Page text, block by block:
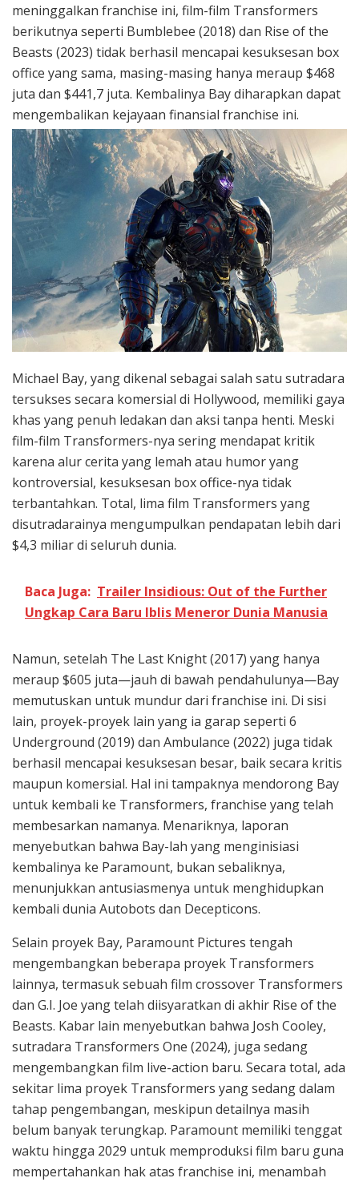
meninggalkan franchise ini, film-film Transformers
berikutnya seperti Bumblebee (2018) dan Rise of the
Beasts (2023) tidak berhasil mencapai kesuksesan box
office yang sama, masing-masing hanya meraup $468
juta dan $441,7 juta. Kembalinya Bay diharapkan dapat
mengembalikan kejayaan finansial franchise ini.
Michael Bay, yang dikenal sebagai salah satu sutradara
tersukses secara komersial di Hollywood, memiliki gaya
khas yang penuh ledakan dan aksi tanpa henti. Meski
film-film Transformers-nya sering mendapat kritik
karena alur cerita yang lemah atau humor yang
kontroversial, kesuksesan box office-nya tidak
terbantahkan. Total, lima film Transformers yang
disutradarainya mengumpulkan pendapatan lebih dari
$4,3 miliar di seluruh dunia.
Baca Juga: Trailer Insidious: Out of the Further
Ungkap Cara Baru Iblis Meneror Dunia Manusia
Namun, setelah The Last Knight (2017) yang hanya
meraup $605 juta—jauh di bawah pendahulunya—Bay
memutuskan untuk mundur dari franchise ini. Di sisi
lain, proyek-proyek lain yang ia garap seperti 6
Underground (2019) dan Ambulance (2022) juga tidak
berhasil mencapai kesuksesan besar, baik secara kritis
maupun komersial. Hal ini tampaknya mendorong Bay
untuk kembali ke Transformers, franchise yang telah
membesarkan namanya. Menariknya, laporan
menyebutkan bahwa Bay-lah yang menginisiasi
kembalinya ke Paramount, bukan sebaliknya,
menunjukkan antusiasmenya untuk menghidupkan
kembali dunia Autobots dan Decepticons.
Selain proyek Bay, Paramount Pictures tengah
mengembangkan beberapa proyek Transformers
lainnya, termasuk sebuah film crossover Transformers
dan G.I. Joe yang telah diisyaratkan di akhir Rise of the
Beasts. Kabar lain menyebutkan bahwa Josh Cooley,
sutradara Transformers One (2024), juga sedang
mengembangkan film live-action baru. Secara total, ada
sekitar lima proyek Transformers yang sedang dalam
tahap pengembangan, meskipun detailnya masih
belum banyak terungkap. Paramount memiliki tenggat
waktu hingga 2029 untuk memproduksi film baru guna
mempertahankan hak atas franchise ini, menambah